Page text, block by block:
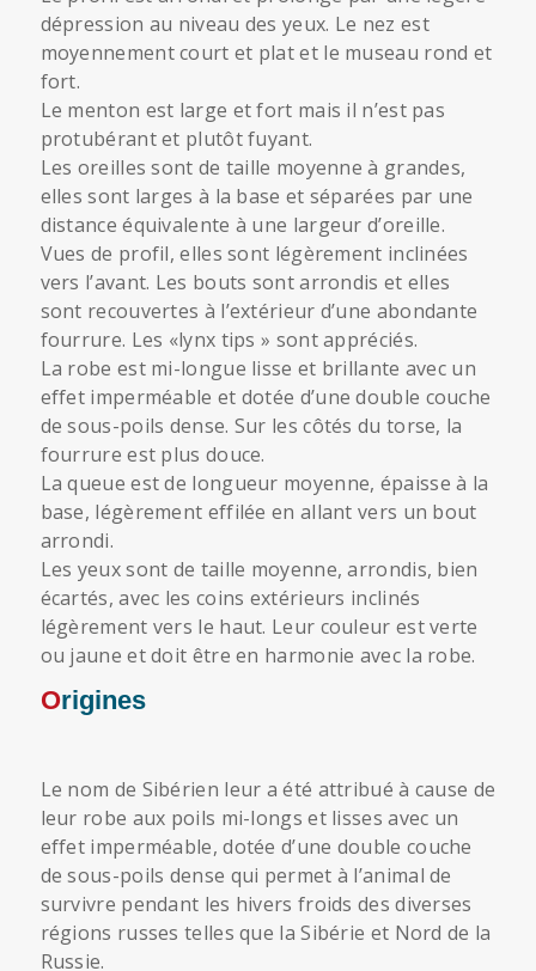
dépression au niveau des yeux. Le nez est
moyennement court et plat et le museau rond et
fort.
Le menton est large et fort mais il n’est pas
protubérant et plutôt fuyant.
Les oreilles sont de taille moyenne à grandes,
elles sont larges à la base et séparées par une
distance équivalente à une largeur d’oreille.
Vues de profil, elles sont légèrement inclinées
vers l’avant. Les bouts sont arrondis et elles
sont recouvertes à l’extérieur d’une abondante
fourrure. Les «lynx tips » sont appréciés.
La robe est mi-longue lisse et brillante avec un
effet imperméable et dotée d’une double couche
de sous-poils dense. Sur les côtés du torse, la
fourrure est plus douce.
La queue est de longueur moyenne, épaisse à la
base, légèrement effilée en allant vers un bout
arrondi.
Les yeux sont de taille moyenne, arrondis, bien
écartés, avec les coins extérieurs inclinés
légèrement vers le haut. Leur couleur est verte
ou jaune et doit être en harmonie avec la robe.
Origines
Le nom de Sibérien leur a été attribué à cause de
leur robe aux poils mi-longs et lisses avec un
effet imperméable, dotée d’une double couche
de sous-poils dense qui permet à l’animal de
survivre pendant les hivers froids des diverses
régions russes telles que la Sibérie et Nord de la
Russie.